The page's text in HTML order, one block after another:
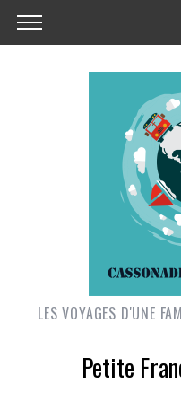
LES VOYAGES D'UNE
Petite